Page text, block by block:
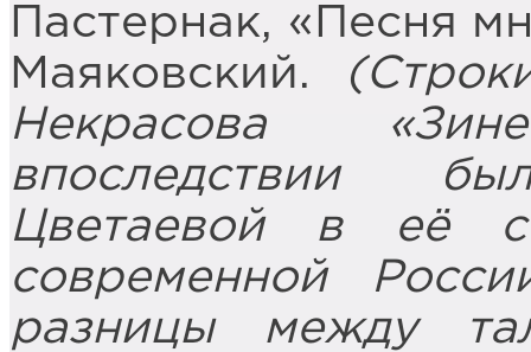
Пастернак, «Песня
Маяковский.
Некрасова
впоследствии
Цветаевой в её
современной
разницы между